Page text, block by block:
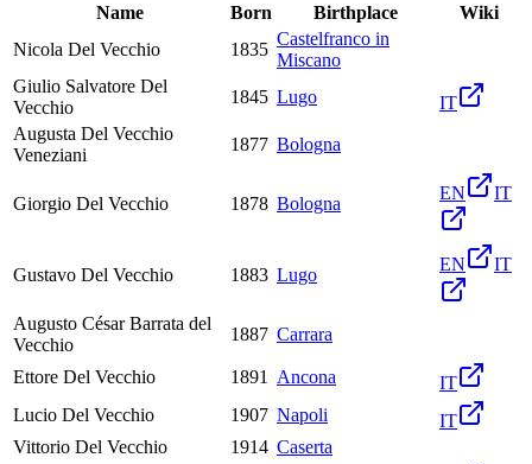
Name Born Birthplace
Wiki
Nicola Del Vecchio
1835
Castelfranco in
Miscano
Giulio Salvatore Del
Vecchio
1845 Lugo
IT
Augusta Del Vecchio
Veneziani
1877 Bologna
Giorgio Del Vecchio 1878 Bologna
EN IT
Gustavo Del Vecchio 1883 Lugo
EN IT
Augusto César Barrata del
Vecchio
1887 Carrara
Ettore Del Vecchio 1891 Ancona
IT
Lucio Del Vecchio
1907 Napoli
IT
Vittorio Del Vecchio
1914 Caserta